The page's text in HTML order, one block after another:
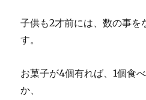
子供も2才前には、数の事を
す。
お菓子が4個有れば、1個食
か、